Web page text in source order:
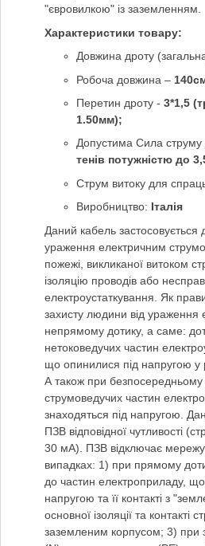
"євровилкою" із заземленням.
Характеристики товару:
Довжина дроту
Робоча довжина –
Перетин дроту - 3*1,5
1.50мм);
Допустима Сила струму
тенів потужністю до
Струм витоку для
Виробництво: Італія
Даний кабель застосовується
ураження електричним
пожежі, викликаної витоком
ізоляцію проводів або
електроустаткування. Як
захисту людини від
непрямому дотику, а саме:
нетоковедучих частин
що опинилися під напругою у
А також при
струмоведучих частин
знаходяться під напругою.
ПЗВ відповідної чутливості
30 мА). ПЗВ відключає
випадках: 1) при прямому
до частин електроприладу, що
напругою та її контакті з
основної ізоляції та контакті
заземленим корпусом; 3) при